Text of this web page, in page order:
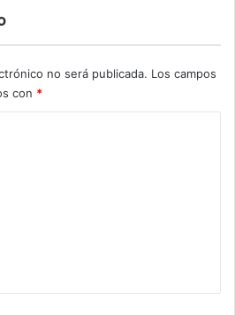
no será publicada. Los campos
con *